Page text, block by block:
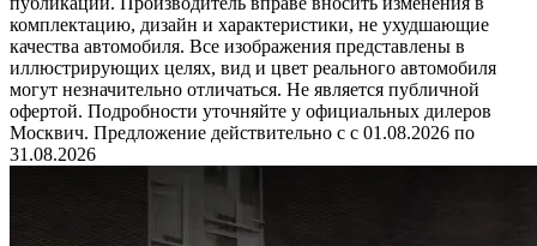
комплектацию, дизайн и характеристики, не ухудшающие
качества автомобиля. Все изображения представлены в
иллюстрирующих целях, вид и цвет реального автомобиля
могут незначительно отличаться. Не является публичной
офертой. Подробности уточняйте у официальных дилеров
Москвич. Предложение действительно с с 01.08.2026 по
31.08.2026